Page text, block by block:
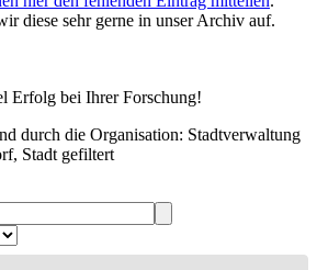
diese sehr gerne in unser Archiv auf.
Erfolg bei Ihrer Forschung!
durch die Organisation: Stadtverwaltung
Stadt gefiltert